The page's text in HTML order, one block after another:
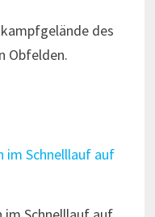
des
Obfelden.